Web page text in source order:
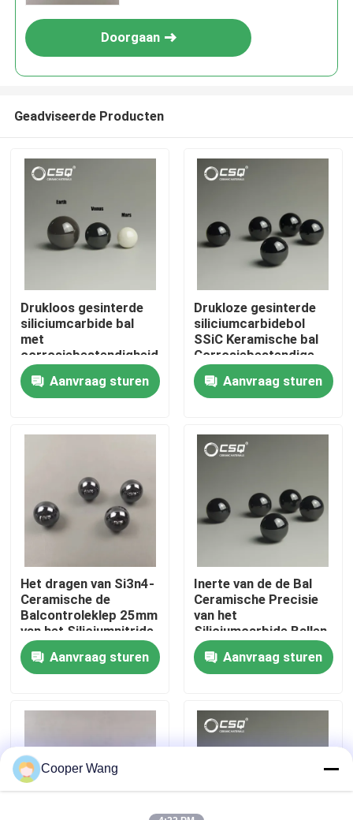
Huis
Over ons
Kwaliteitscontrole
Neem contact met ons op
Verzoek om een Citaat
Ceramische Kogellagers
608 Ceramische Lagers
Doorgaan
Geadviseerde Producten
Drukloos gesinterde
siliciumcarbide bal
met
corrosiebestendigheid
en hoge-
temperatuurstabiliteit
Aanvraag sturen
Drukloze gesinterde
siliciumcarbidebol
SSiC Keramische bal
Corrosiebestendige
met 1650°C Max
Temperatuur voor
lagers
Aanvraag sturen
Het dragen van Si3n4-
Ceramische de
Balcontroleklep 25mm
van het Siliciumnitride
Aanvraag sturen
Inerte van de de Bal
Ceramische Precisie
van het
Siliciumcarbide Ballen
3.969mm
Aanvraag sturen
Cooper Wang